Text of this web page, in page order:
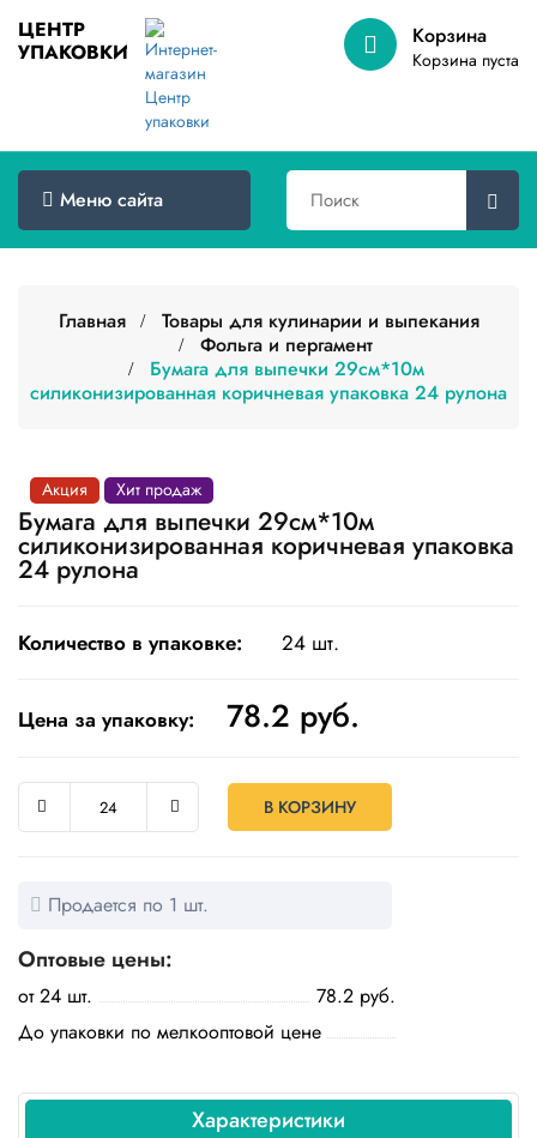
ЦЕНТР
УПАКОВКИ
Корзина
Корзина пуста
Меню сайта
Меню
Товары
оптом
Сертификаты
компании
Категории
товаров
Одноразовая
посуда
Крафт
Пищевая
Пакеты
для
кулинарии
выпекания
и скотч
Бытовая
химия
Главная
Товары для кулинарии и выпекания
Фольга и пергамент
Бумага для выпечки 29см*10м
силиконизированная коричневая упаковка 24 рулона
Акция Хит продаж
Бумага для выпечки 29см*10м
силиконизированная коричневая упаковка
24 рулона
Количество в упаковке: 24 шт.
Цена за упаковку: 78.2 руб.
В КОРЗИНУ
Продается по 1 шт.
Оптовые цены:
от 24 шт.
78.2 руб.
До упаковки по мелкооптовой цене
Характеристики